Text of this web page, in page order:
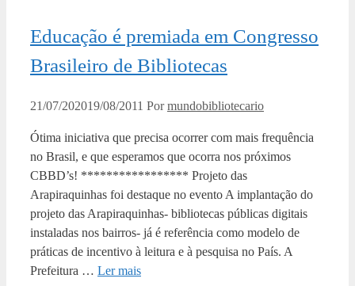
Educação é premiada em Congresso
Brasileiro de Bibliotecas
21/07/202019/08/2011 Pormundobibliotecario
Ótima iniciativa que precisa ocorrer com mais frequência
no Brasil, e que esperamos que ocorra nos próximos
CBBD’s! ***************** Projeto das
Arapiraquinhas foi destaque no evento A implantação do
projeto das Arapiraquinhas- bibliotecas públicas digitais
instaladas nos bairros- já é referência como modelo de
práticas de incentivo à leitura e à pesquisa no País. A
Prefeitura … Ler mais